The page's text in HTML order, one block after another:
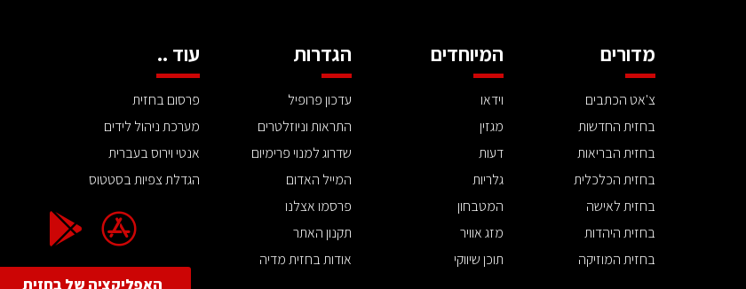
מדורים
צ'אט הכתבים
בחזית החדשות
בחזית הבריאות
בחזית הכלכלית
בחזית לאישה
בחזית היהדות
בחזית המוזיקה
המיוחדים
וידאו
מגזין
דעות
גלריות
המטבחון
מזג אוויר
תוכן שיווקי
הגדרות
עדכון פרופיל
התראות וניוזלטרים
שדרוג למנוי פרימיום
המייל האדום
פרסמו אצלנו
תקנון האתר
אודות בחזית מדיה
עוד ..
פרסום בחזית
מערכת ניהול לידים
אנטי וירוס בעברית
הגדלת צפיות בסטטוס
האפליקציה של בחזית